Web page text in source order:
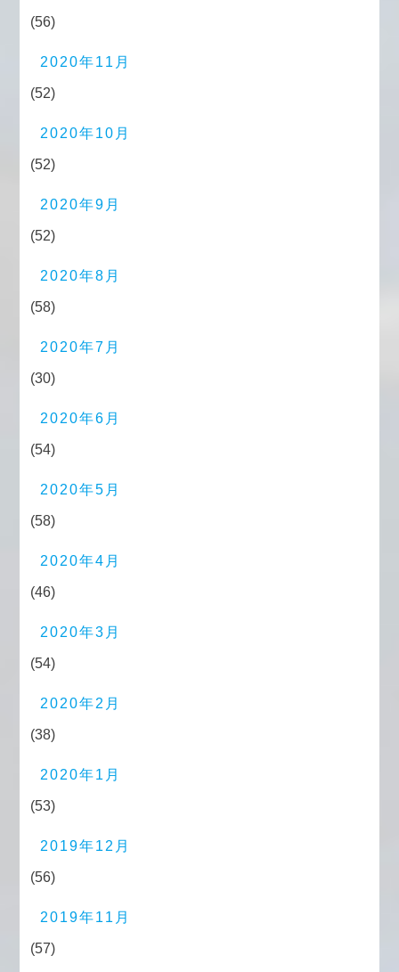
(56)
2020年11月
(52)
2020年10月
(52)
2020年9月
(52)
2020年8月
(58)
2020年7月
(30)
2020年6月
(54)
2020年5月
(58)
2020年4月
(46)
2020年3月
(54)
2020年2月
(38)
2020年1月
(53)
2019年12月
(56)
2019年11月
(57)